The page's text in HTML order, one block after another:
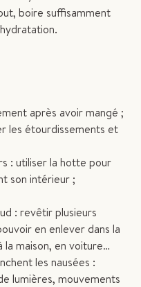
boire suffisamment
après avoir mangé ;
les étourdissements et
: utiliser la hotte pour
son intérieur ;
: revêtir plusieurs
en enlever dans la
la maison, en voiture…
les nausées :
lumières, mouvements